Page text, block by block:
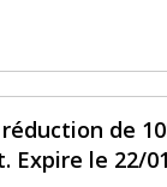
de
Expire le 22/